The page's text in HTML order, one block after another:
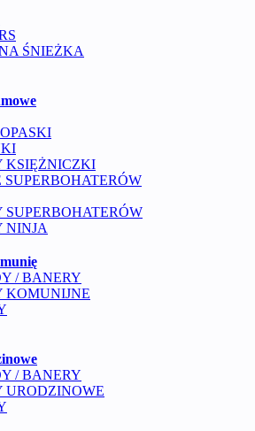
ŚNIEŻKA
KSIĘŻNICZKI
SUPERBOHATERÓW
SUPERBOHATERÓW
NINJA
/ BANERY
KOMUNIJNE
/ BANERY
URODZINOWE